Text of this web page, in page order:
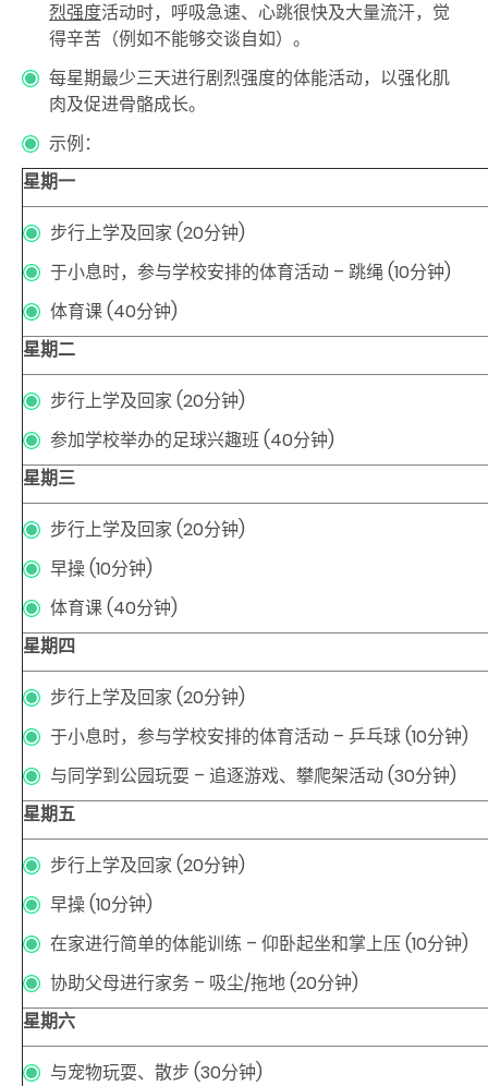
烈强度活动时，呼吸急速、心跳很快及大量流汗，觉
得辛苦（例如不能够交谈自如）。
每星期最少三天进行剧烈强度的体能活动，以强化肌
肉及促进骨骼成长。
示例：
星期一
步行上学及回家 (20分钟)
于小息时，参与学校安排的体育活动 – 跳绳 (10分钟)
体育课 (40分钟)
星期二
步行上学及回家 (20分钟)
参加学校举办的足球兴趣班 (40分钟)
星期三
步行上学及回家 (20分钟)
早操 (10分钟)
体育课 (40分钟)
星期四
步行上学及回家 (20分钟)
于小息时，参与学校安排的体育活动 – 乒乓球 (10分钟)
与同学到公园玩耍 – 追逐游戏、攀爬架活动 (30分钟)
星期五
步行上学及回家 (20分钟)
早操 (10分钟)
在家进行简单的体能训练 – 仰卧起坐和掌上压 (10分钟)
协助父母进行家务 – 吸尘/拖地 (20分钟)
星期六
与宠物玩耍、散步 (30分钟)